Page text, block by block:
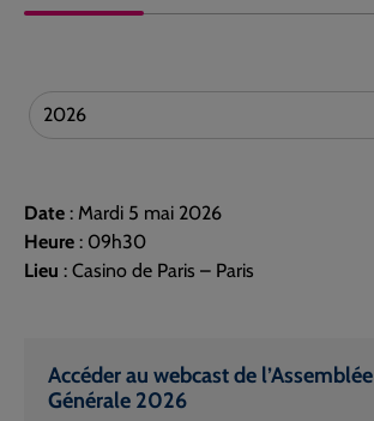
Date : Mardi 5 mai 2026
Heure : 09h30
Lieu : Casino de Paris – Paris
Accéder au webcast de l’Assemblée
Générale 2026